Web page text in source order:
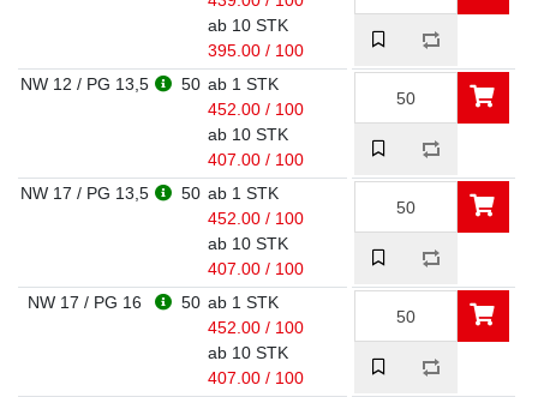
ab 10 STK
395.00 / 100
NW 12 / PG 13,5
50 ab 1 STK
452.00 / 100
ab 10 STK
407.00 / 100
NW 17 / PG 13,5
50 ab 1 STK
452.00 / 100
ab 10 STK
407.00 / 100
NW 17 / PG 16
50 ab 1 STK
452.00 / 100
ab 10 STK
407.00 / 100